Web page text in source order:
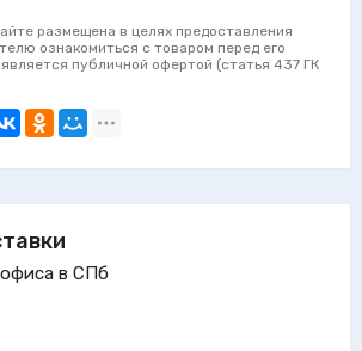
размещена в целях предоставления
ознакомиться с товаром перед его
публичной офертой (статья 437 ГК
в СПб